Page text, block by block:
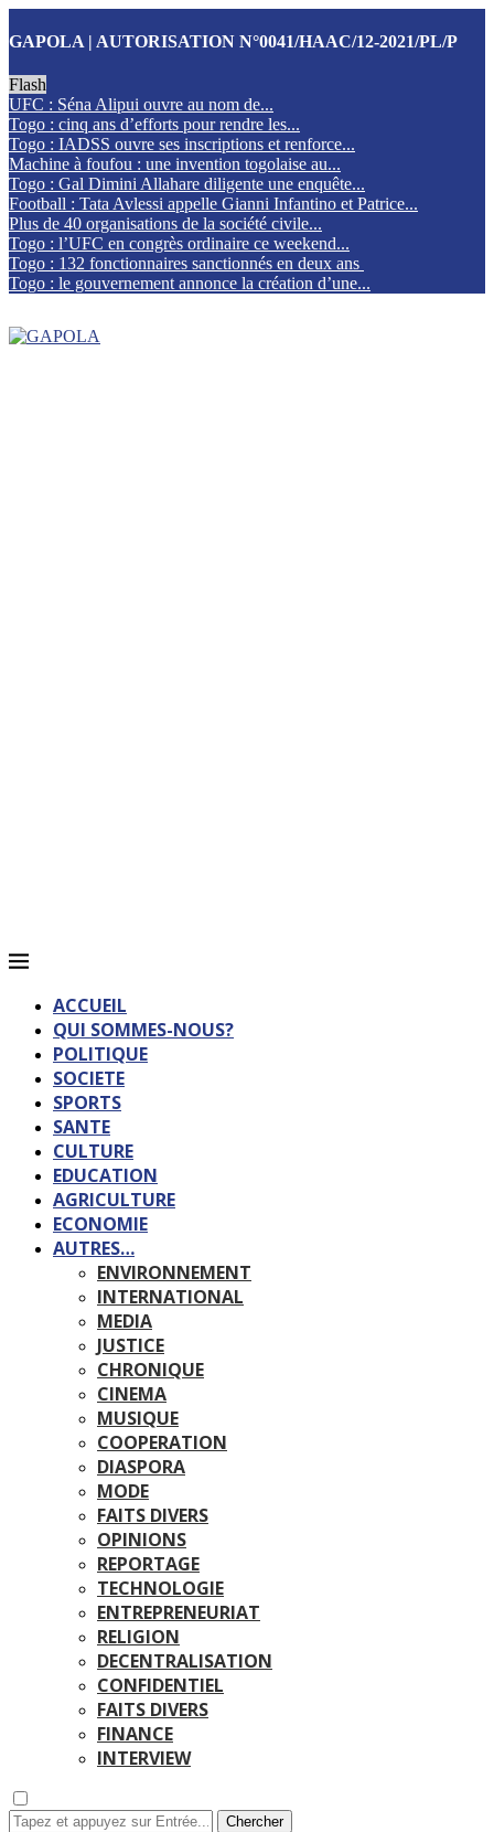
GAPOLA | AUTORISATION N°0041/HAAC/12-2021/PL/P
Flash
UFC : Séna Alipui ouvre au nom de...
Togo : cinq ans d’efforts pour rendre les...
Togo : IADSS ouvre ses inscriptions et renforce...
Machine à foufou : une invention togolaise au...
Togo : Gal Dimini Allahare diligente une enquête...
Football : Tata Avlessi appelle Gianni Infantino et Patrice...
Plus de 40 organisations de la société civile...
Togo : l’UFC en congrès ordinaire ce weekend...
Togo : 132 fonctionnaires sanctionnés en deux ans
Togo : le gouvernement annonce la création d’une...
ACCUEIL
QUI SOMMES-NOUS?
POLITIQUE
SOCIETE
SPORTS
SANTE
CULTURE
EDUCATION
AGRICULTURE
ECONOMIE
AUTRES…
ENVIRONNEMENT
INTERNATIONAL
MEDIA
JUSTICE
CHRONIQUE
CINEMA
MUSIQUE
COOPERATION
DIASPORA
MODE
FAITS DIVERS
OPINIONS
REPORTAGE
TECHNOLOGIE
ENTREPRENEURIAT
RELIGION
DECENTRALISATION
CONFIDENTIEL
FAITS DIVERS
FINANCE
INTERVIEW
Chercher